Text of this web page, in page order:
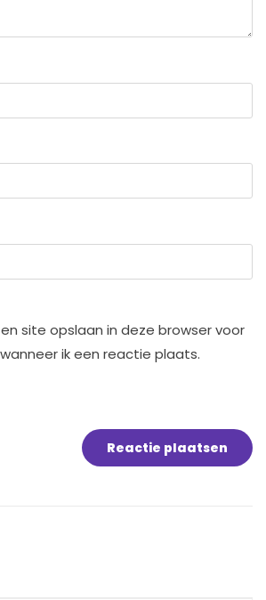
site opslaan in deze browser voor
ik een reactie plaats.